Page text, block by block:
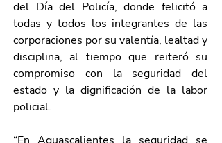
del Día del Policía, donde felicitó a
todas y todos los integrantes de las
corporaciones por su valentía, lealtad y
disciplina, al tiempo que reiteró su
compromiso con la seguridad del
estado y la dignificación de la labor
policial.